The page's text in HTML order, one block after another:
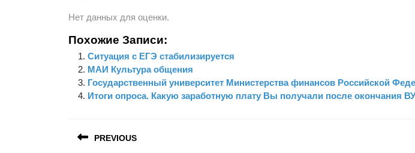
Нет данных для оценки.
Похожие Записи:
Ситуация с ЕГЭ стабилизируется
МАИ Культура общения
Государственный университет Министерства финансов Российской
Итоги опроса. Какую заработную плату Вы получали после окончания
PREVIOUS